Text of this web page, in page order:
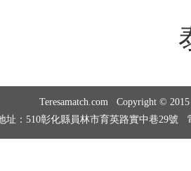
薩婚
Teresamatch.com Copyright ©
址：510彰化縣員林市育英路實中巷29號